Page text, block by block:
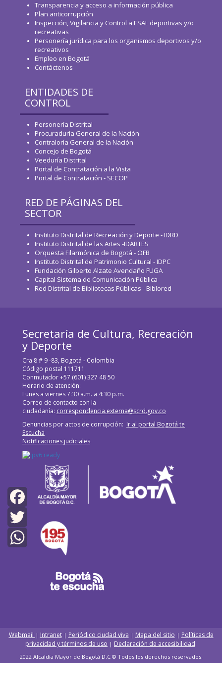
Facebook
Twitter
Transparencia y acceso a información pública
Plan anticorrupción
Inspección, Vigilancia y Control a ESAL deportivas y/o
recreativas
Personería jurídica para los organismos deportivos y/o
recreativos
Empleo en Bogotá
Contáctenos
ENTIDADES DE
CONTROL
Personería Distrital
Procuraduría General de la Nación
Contraloría General de la Nación
Concejo de Bogotá
Veeduría Distrital
Portal de Contratación a la Vista
Portal de Contratación - SECOP
RED DE PÁGINAS DEL
SECTOR
Instituto Distrital de Recreación y Deporte - IDRD
Instituto Distrital de las Artes -IDARTES
Orquesta Filarmónica de Bogotá - OFB
Instituto Distrital de Patrimonio Cultural - IDPC
Fundación Gilberto Alzate Avendaño FUGA
Capital Sistema de Comunicación Pública
Red Distrital de Bibliotecas Públicas - Biblored
Secretaría de Cultura, Recreación
y Deporte
Cra 8 # 9 -83, Bogotá - Colombia
Código postal 111711
Conmutador +57 (601) 327 48 50
Horario de atención:
Lunes a viernes 7:30 a.m. a 4:30 p.m.
Correo de contacto con la
ciudadanía: correspondencia.externa@scrd.gov.co
Denuncias por actos de corrupción: Ir al portal Bogotá te
Escucha
Notificaciones judiciales
Webmail | Intranet| Periódico ciudad viva | Mapa del sitio | Políticas de
privacidad y términos de uso | Declaración de accesibilidad
2022 Alcaldía Mayor de Bogotá D.C © Todos los derechos reservados.